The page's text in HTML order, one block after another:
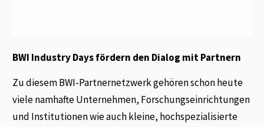
BWI Industry Days fördern den Dialog mit Partnern
Zu diesem BWI-Partnernetzwerk gehören schon heute
viele namhafte Unternehmen, Forschungseinrichtungen
und Institutionen wie auch kleine, hochspezialisierte